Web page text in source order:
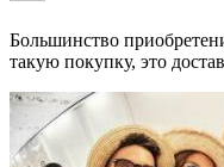
Большинство
такую покупку, это